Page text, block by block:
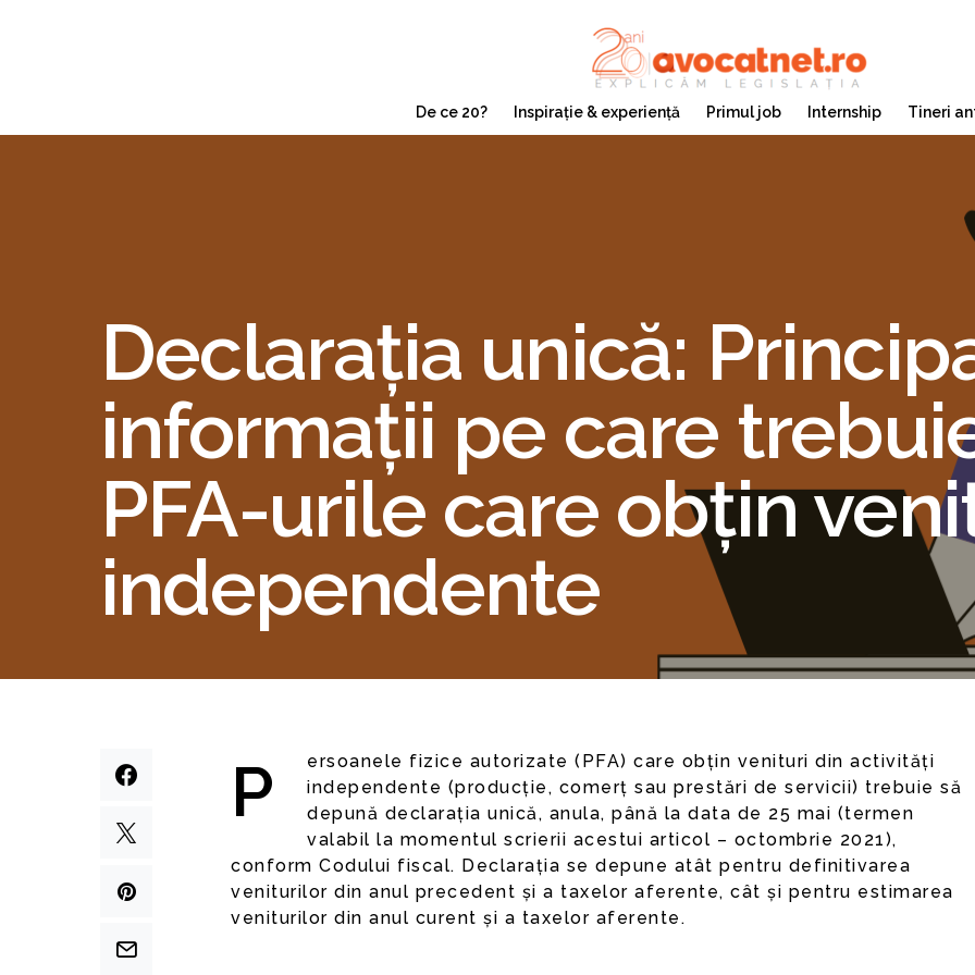
De ce 20? Inspirație & experiență Primul job Internship Tineri
Declarația unică:
informații pe care
PFA-urile care obțin
independente
Persoanele fizice autorizate (PFA) care obțin venituri din activități
independente (producție, comerț sau prestări de servicii) trebuie să
depună declarația unică, anula, până la data de 25 mai (termen
valabil la momentul scrierii acestui articol – octombrie 2021),
conform Codului fiscal. Declarația se depune atât pentru definitivarea
veniturilor din anul precedent și a taxelor aferente, cât și pentru estimarea
veniturilor din anul curent și a taxelor aferente.